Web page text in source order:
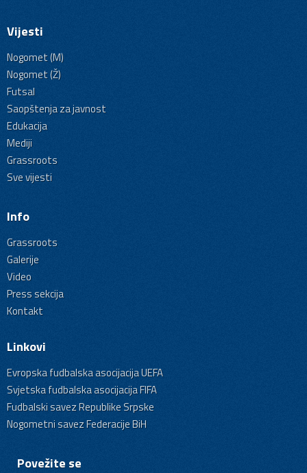
Vijesti
Nogomet (M)
Nogomet (Ž)
Futsal
Saopštenja za javnost
Edukacija
Mediji
Grassroots
Sve vijesti
Info
Grassroots
Galerije
Video
Press sekcija
Kontakt
Linkovi
Evropska fudbalska asocijacija UEFA
Svjetska fudbalska asocijacija FIFA
Fudbalski savez Republike Srpske
Nogometni savez Federacije BiH
Povežite se